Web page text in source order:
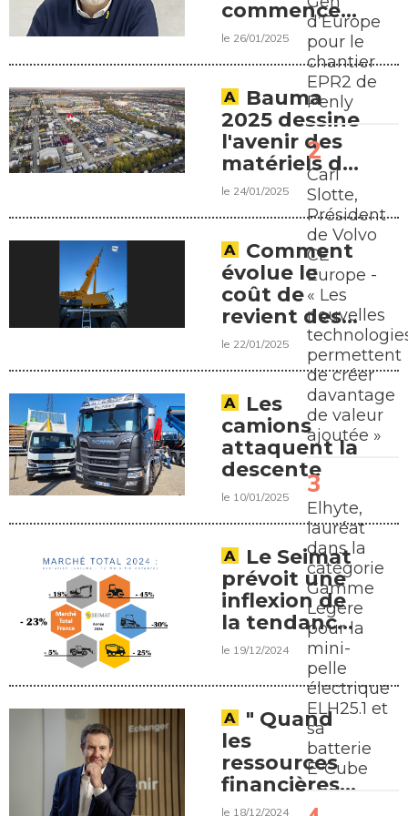
commencer
à faire de la
prédiction »,
interview de
Cyril
Darmon,
ingénieur,
consultant
spécialisé en
intelligence
artificielle
le 26/01/2025
Bauma
2025 dessine
l'avenir des
matériels de
TP
le 24/01/2025
Comment
évolue le
coût de
revient des
grues
le 22/01/2025
Les
camions
attaquent la
descente
le 10/01/2025
Le Seimat
prévoit une
inflexion de
la tendance
baissière au
semestre
2025
le 19/12/2024
" Quand
les
ressources
financières
sont en
le 18/12/2024
d’Europe
pour le
chantier
EPR2 de
Penly
Carl
Slotte,
Président
de Volvo
CE
Europe -
« Les
nouvelles
permettent
de créer
davantage
de valeur
ajoutée »
Elhyte,
lauréat
dans la
catégorie
Gamme
Légère
pour la
mini-
pelle
électrique
ELH25.1 et
sa
batterie
E-Cube